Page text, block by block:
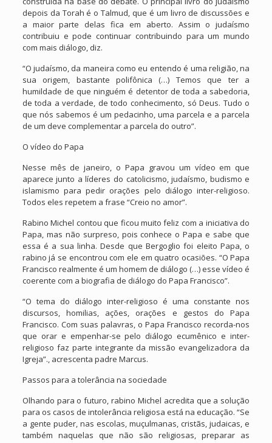
depois da Torah é o Talmud, que é um livro de discussões e
a maior parte delas fica em aberto. Assim o judaísmo
contribuiu e pode continuar contribuindo para um mundo
com mais diálogo, diz.
“O judaísmo, da maneira como eu entendo é uma religião, na
sua origem, bastante polifônica (…) Temos que ter a
humildade de que ninguém é detentor de toda a sabedoria,
de toda a verdade, de todo conhecimento, só Deus. Tudo o
que nós sabemos é um pedacinho, uma parcela e a parcela
de um deve complementar a parcela do outro”.
O vídeo do Papa
Nesse mês de janeiro, o Papa gravou um vídeo em que
aparece junto a líderes do catolicismo, judaísmo, budismo e
islamismo para pedir orações pelo diálogo inter-religioso.
Todos eles repetem a frase “Creio no amor”.
Rabino Michel contou que ficou muito feliz com a iniciativa do
Papa, mas não surpreso, pois conhece o Papa e sabe que
essa é a sua linha. Desde que Bergoglio foi eleito Papa, o
rabino já se encontrou com ele em quatro ocasiões. “O Papa
Francisco realmente é um homem de diálogo (…) esse vídeo é
coerente com a biografia de diálogo do Papa Francisco”.
“O tema do diálogo inter-religioso é uma constante nos
discursos, homilias, ações, orações e gestos do Papa
Francisco. Com suas palavras, o Papa Francisco recorda-nos
que orar e empenhar-se pelo diálogo ecumênico e inter-
religioso faz parte integrante da missão evangelizadora da
Igreja”., acrescenta padre Marcus.
Passos para a tolerância na sociedade
Olhando para o futuro, rabino Michel acredita que a solução
para os casos de intolerância religiosa está na educação. “Se
a gente puder, nas escolas, muçulmanas, cristãs, judaicas, e
também naquelas que não são religiosas, preparar as